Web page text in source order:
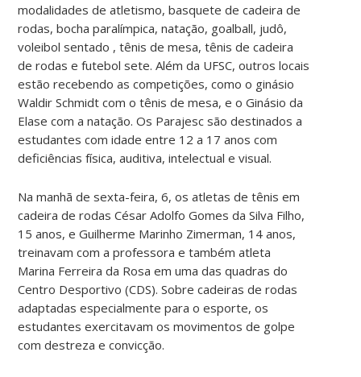
modalidades de atletismo, basquete de cadeira de
rodas, bocha paralímpica, natação, goalball, judô,
voleibol sentado , tênis de mesa, tênis de cadeira
de rodas e futebol sete. Além da UFSC, outros locais
estão recebendo as competições, como o ginásio
Waldir Schmidt com o tênis de mesa, e o Ginásio da
Elase com a natação. Os Parajesc são destinados a
estudantes com idade entre 12 a 17 anos com
deficiências física, auditiva, intelectual e visual.
Na manhã de sexta-feira, 6, os atletas de tênis em
cadeira de rodas César Adolfo Gomes da Silva Filho,
15 anos, e Guilherme Marinho Zimerman, 14 anos,
treinavam com a professora e também atleta
Marina Ferreira da Rosa em uma das quadras do
Centro Desportivo (CDS). Sobre cadeiras de rodas
adaptadas especialmente para o esporte, os
estudantes exercitavam os movimentos de golpe
com destreza e convicção.